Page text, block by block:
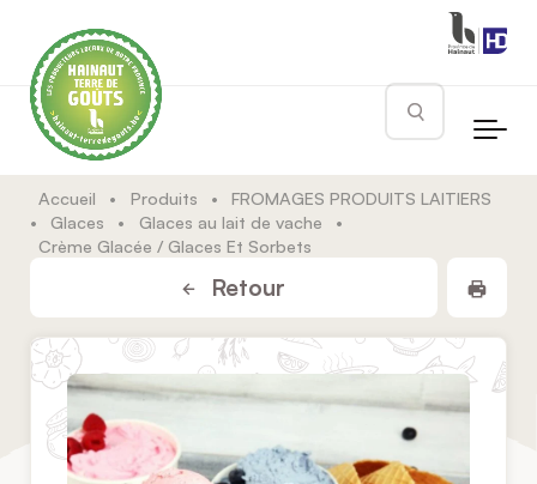
Rechercher
Accueil • Produits •
FROMAGES PRODUITS LAITIERS
•
Glaces • Glaces au lait de vache
•
Crème Glacée / Glaces Et Sorbets
Retour